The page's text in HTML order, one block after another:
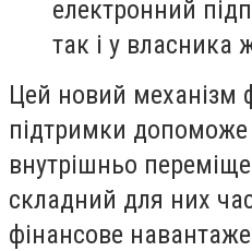
електронний
так і у власника
Цей новий механізм
підтримки допоможе
внутрішньо
складний для них
фінансове